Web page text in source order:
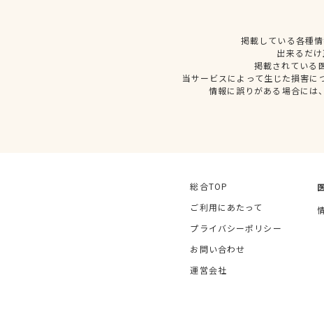
掲載している各種
出来るだ
掲載されている
当サービスによって生じた損害
情報に誤りがある場合には
総合TOP
ご利用にあたって
プライバシーポリシー
お問い合わせ
運営会社